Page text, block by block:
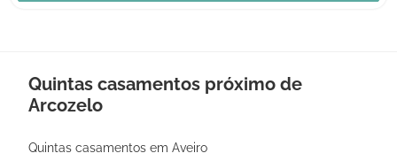
Quintas casamentos próximo de
Arcozelo
Quintas casamentos em Aveiro